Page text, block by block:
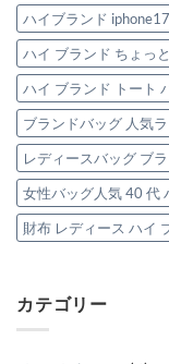
ハイブランド
ハイ ブランド ちょっ
ハイ ブランド トート
ブランドバッグ 人気
レディースバッグ ブ
女性バッグ人気 40 代
財布 レディース ハイ
カテゴリー